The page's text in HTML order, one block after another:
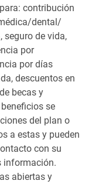
contribución
dental/
seguro de vida,
por
por días
descuentos en
becas y
se
del plan o
a estas y pueden
con su
información.
abiertas y